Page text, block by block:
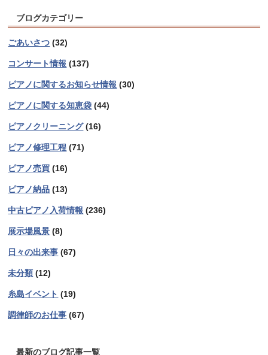
ブログカテゴリー
ごあいさつ (32)
コンサート情報 (137)
ピアノに関するお知らせ情報 (30)
ピアノに関する知恵袋 (44)
ピアノクリーニング(16)
ピアノ修理工程 (71)
ピアノ売買 (16)
ピアノ納品 (13)
中古ピアノ入荷情報 (236)
展示場風景 (8)
日々の出来事 (67)
未分類 (12)
糸島イベント (19)
調律師のお仕事 (67)
最新のブログ記事一覧